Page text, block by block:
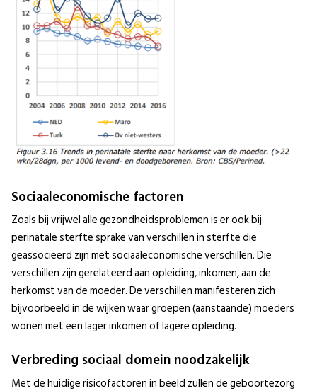
Sociaaleconomische factoren
Zoals bij vrijwel alle gezondheidsproblemen is er ook bij
perinatale sterfte sprake van verschillen in sterfte die
geassocieerd zijn met sociaaleconomische verschillen. Die
verschillen zijn gerelateerd aan opleiding, inkomen, aan de
herkomst van de moeder. De verschillen manifesteren zich
bijvoorbeeld in de wijken waar groepen (aanstaande) moeders
wonen met een lager inkomen of lagere opleiding.
Verbreding sociaal domein noodzakelijk
Met de huidige risicofactoren in beeld zullen de geboortezorg